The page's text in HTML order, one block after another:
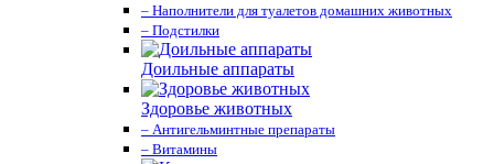
– Наполнители для туалетов домашних животных
– Подстилки
Доильные аппараты
Здоровье животных
– Антигельминтные препараты
– Витамины